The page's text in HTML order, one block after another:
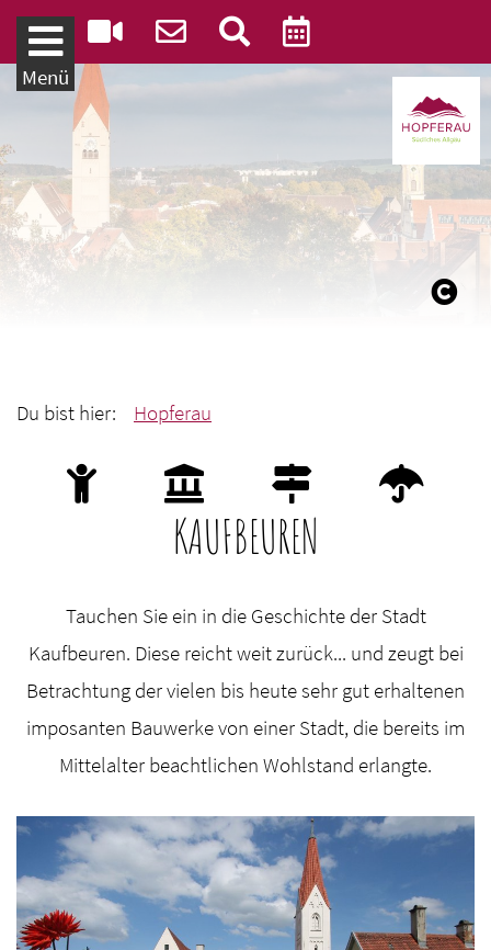
Weiter zum Inhalt
Menü
Du bist hier: Hopferau
KAUFBEUREN
Tauchen Sie ein in die Geschichte der Stadt
Kaufbeuren. Diese reicht weit zurück... und zeugt bei
Betrachtung der vielen bis heute sehr gut erhaltenen
imposanten Bauwerke von einer Stadt, die bereits im
Mittelalter beachtlichen Wohlstand erlangte.